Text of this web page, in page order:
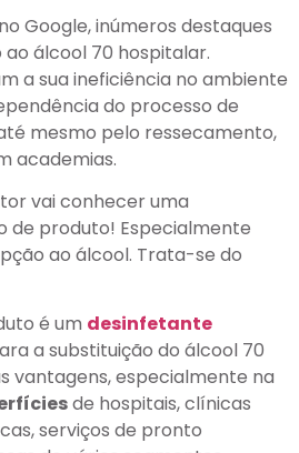
Google, inúmeros destaques
álcool 70 hospitalar.
a sua ineficiência no ambiente
do processo de
mesmo pelo ressecamento,
academias.
vai conhecer uma
de produto! Especialmente
ao álcool. Trata-se do
é um desinfetante
a substituição do álcool 70
vantagens, especialmente na
de hospitais, clínicas
serviços de pronto